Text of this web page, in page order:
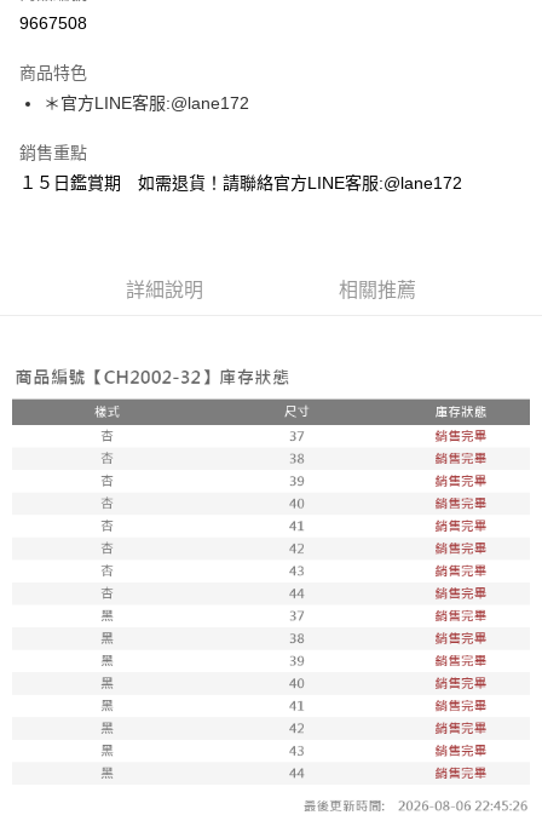
超商取貨付款
Apple Pay
街口支付
悠遊付
付款後全家取貨
每筆NT$100，滿NT$1,800(含以上)免運費
7-11取貨付款
每筆NT$100，滿NT$1,800(含以上)免運費
付款後711取貨
每筆NT$100，滿NT$1,800(含以上)免運費
每筆NT$150，滿NT$1,800(含以上)免運費
9667508
商品特色
＊官方LINE客服:@lane172
銷售重點
１５日鑑賞期 如需退貨！請聯絡官方LINE客服:@lane172
詳細說明 相關推薦